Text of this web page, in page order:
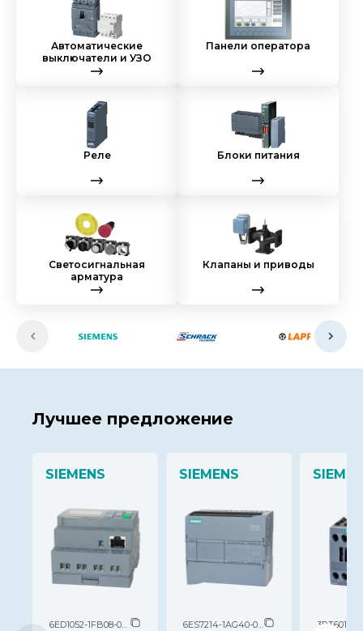
Автоматические
выключатели и УЗО
Панели оператора
Реле Блоки питания
Светосигнальная
арматура
Клапаны и приводы
Лучшее предложение
SIEMENS
6ED1052-1FB08-0BA2
SIEMENS
6ES7214-1AG40-0XB0
3RT6016-